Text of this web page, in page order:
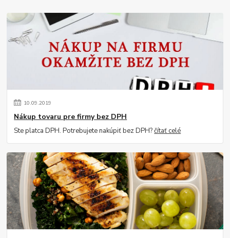
10.09.2019
Nákup tovaru pre firmy bez DPH
Ste platca DPH. Potrebujete nakúpiť bez DPH?čítať celé